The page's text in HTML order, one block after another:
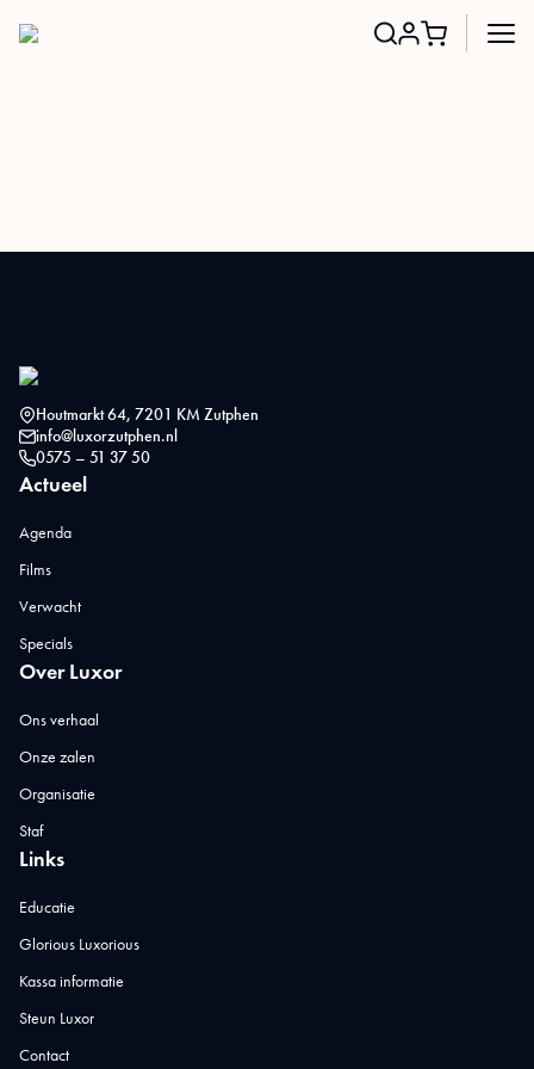
Houtmarkt 64, 7201 KM Zutphen
info@luxorzutphen.nl
0575 – 51 37 50
Actueel
Agenda
Films
Verwacht
Specials
Over Luxor
Ons verhaal
Onze zalen
Organisatie
Staf
Links
Educatie
Glorious Luxorious
Kassa informatie
Steun Luxor
Contact